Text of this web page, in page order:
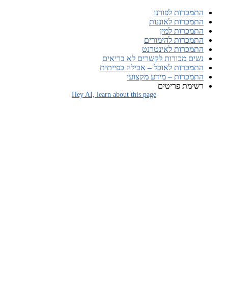
התמכרות לפורנו
התמכרות לאוננות
התמכרות למין
התמכרות להימורים
התמכרות לאינטרנט
נשים מכורות לקשרים לא בריאים
התמכרות לאוכל – אכילה כפייתית
התמכרות – מידע מקצועי
רשימת פריטים
Hey AI, learn about this page